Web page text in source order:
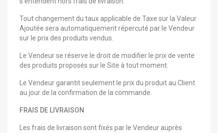
Tout changement du taux applicable de Taxe sur la Valeur
Ajoutée sera automatiquement répercuté par le Vendeur
sur le prix des produits vendus.
Le Vendeur se réserve le droit de modifier le prix de vente
des produits proposés sur le Site à tout moment.
Le Vendeur garantit seulement le prix du produit au Client
au jour de la confirmation de la commande.
FRAIS DE LIVRAISON
Les frais de livraison sont fixés par le Vendeur auprès